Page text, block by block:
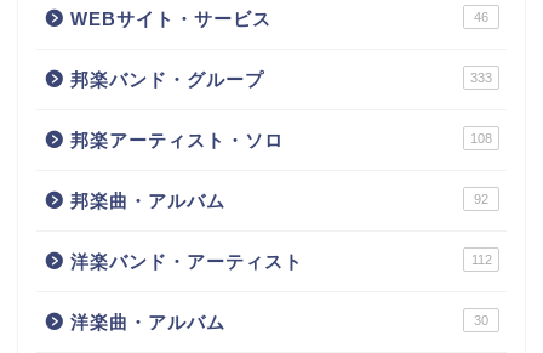
WEBサイト・サービス 46
邦楽バンド・グループ 333
邦楽アーティスト・ソロ 108
邦楽曲・アルバム 92
洋楽バンド・アーティスト 112
洋楽曲・アルバム 30